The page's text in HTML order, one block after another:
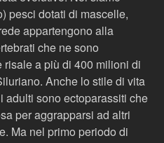
pesci dotati di mascelle,
appartengono alla
che ne sono
a più di 400 milioni di
Anche lo stile di vita
sono ectoparassiti che
per aggrapparsi ad altri
Ma nel primo periodo di